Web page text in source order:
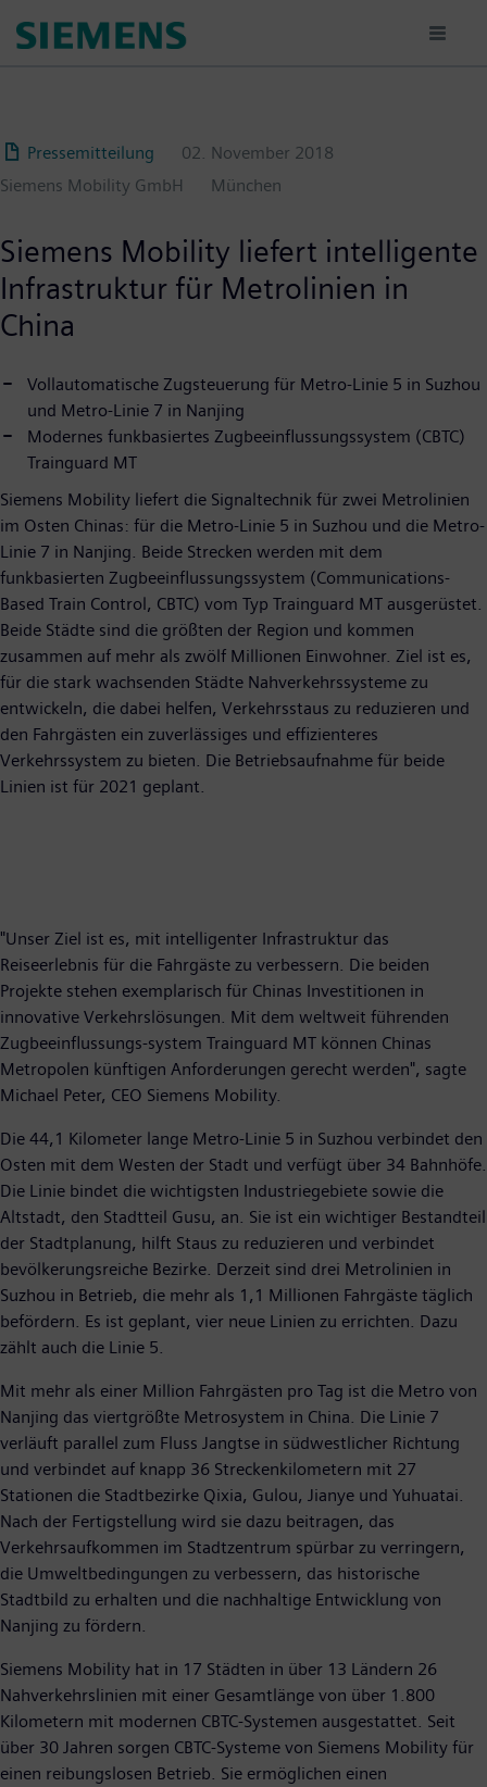
para
Pressemitteilung
02. November 2018
Siemens Mobility GmbH
München
Siemens Mobility liefert intelligente
Infrastruktur für Metrolinien in
China
Vollautomatische Zugsteuerung für Metro-Linie 5 in Suzhou
und Metro-Linie 7 in Nanjing
Modernes funkbasiertes Zugbeeinflussungssystem (CBTC)
Trainguard MT
Siemens Mobility liefert die Signaltechnik für zwei Metrolinien
im Osten Chinas: für die Metro-Linie 5 in Suzhou und die Metro-
Linie 7 in Nanjing. Beide Strecken werden mit dem
funkbasierten Zugbeeinflussungssystem (Communications-
Based Train Control, CBTC) vom Typ Trainguard MT ausgerüstet.
Beide Städte sind die größten der Region und kommen
zusammen auf mehr als zwölf Millionen Einwohner. Ziel ist es,
für die stark wachsenden Städte Nahverkehrssysteme zu
entwickeln, die dabei helfen, Verkehrsstaus zu reduzieren und
den Fahrgästen ein zuverlässiges und effizienteres
Verkehrssystem zu bieten. Die Betriebsaufnahme für beide
Linien ist für 2021 geplant.
"Unser Ziel ist es, mit intelligenter Infrastruktur das
Reiseerlebnis für die Fahrgäste zu verbessern. Die beiden
Projekte stehen exemplarisch für Chinas Investitionen in
innovative Verkehrslösungen. Mit dem weltweit führenden
Zugbeeinflussungs-system Trainguard MT können Chinas
Metropolen künftigen Anforderungen gerecht werden", sagte
Michael Peter, CEO Siemens Mobility.
Die 44,1 Kilometer lange Metro-Linie 5 in Suzhou verbindet den
Osten mit dem Westen der Stadt und verfügt über 34 Bahnhöfe.
Die Linie bindet die wichtigsten Industriegebiete sowie die
Altstadt, den Stadtteil Gusu, an. Sie ist ein wichtiger Bestandteil
der Stadtplanung, hilft Staus zu reduzieren und verbindet
bevölkerungsreiche Bezirke. Derzeit sind drei Metrolinien in
Suzhou in Betrieb, die mehr als 1,1 Millionen Fahrgäste täglich
befördern. Es ist geplant, vier neue Linien zu errichten. Dazu
zählt auch die Linie 5.
Mit mehr als einer Million Fahrgästen pro Tag ist die Metro von
Nanjing das viertgrößte Metrosystem in China. Die Linie 7
verläuft parallel zum Fluss Jangtse in südwestlicher Richtung
und verbindet auf knapp 36 Streckenkilometern mit 27
Stationen die Stadtbezirke Qixia, Gulou, Jianye und Yuhuatai.
Nach der Fertigstellung wird sie dazu beitragen, das
Verkehrsaufkommen im Stadtzentrum spürbar zu verringern,
die Umweltbedingungen zu verbessern, das historische
Stadtbild zu erhalten und die nachhaltige Entwicklung von
Nanjing zu fördern.
Siemens Mobility hat in 17 Städten in über 13 Ländern 26
Nahverkehrslinien mit einer Gesamtlänge von über 1.800
Kilometern mit modernen CBTC-Systemen ausgestattet. Seit
über 30 Jahren sorgen CBTC-Systeme von Siemens Mobility für
einen reibungslosen Betrieb. Sie ermöglichen einen